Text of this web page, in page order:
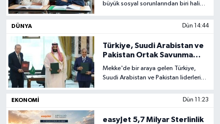
büyük sosyal sorunlarından biri haline
amacıyla eğitim sisteminde köklü bir
DÜNYA Dün 14:44
Türkiye, Suudi Arabistan ve
Pakistan Ortak Savunma
Anlaşması imzaladı
Mekke'de bir araya gelen Türkiye,
Suudi Arabistan ve Pakistan liderleri
EKONOMİ Dün 11:23
easyJet 5,7 Milyar Sterlinlik